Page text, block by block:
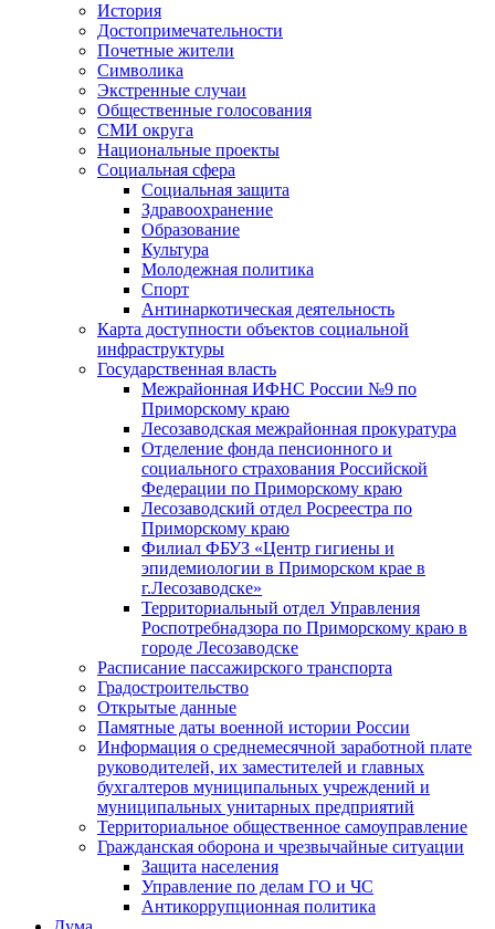
История
Достопримечательности
Почетные жители
Символика
Экстренные случаи
Общественные голосования
СМИ округа
Национальные проекты
Социальная сфера
Социальная защита
Здравоохранение
Образование
Культура
Молодежная политика
Спорт
Антинаркотическая деятельность
Карта доступности объектов социальной
инфраструктуры
Государственная власть
Межрайонная ИФНС России №9 по
Приморскому краю
Лесозаводская межрайонная прокуратура
Отделение фонда пенсионного и
социального страхования Российской
Федерации по Приморскому краю
Лесозаводский отдел Росреестра по
Приморскому краю
Филиал ФБУЗ «Центр гигиены и
эпидемиологии в Приморском крае в
г.Лесозаводске»
Территориальный отдел Управления
Роспотребнадзора по Приморскому краю в
городе Лесозаводске
Расписание пассажирского транспорта
Градостроительство
Открытые данные
Памятные даты военной истории России
Информация о среднемесячной заработной плате
руководителей, их заместителей и главных
бухгалтеров муниципальных учреждений и
муниципальных унитарных предприятий
Территориальное общественное самоуправление
Гражданская оборона и чрезвычайные ситуации
Защита населения
Управление по делам ГО и ЧС
Антикоррупционная политика